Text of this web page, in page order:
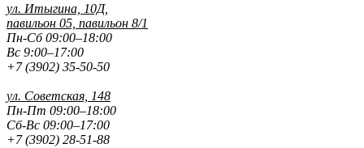
ул. Итыгина, 10Д,
павильон 05, павильон 8/1
Пн-Сб 09:00–18:00
Вс 9:00–17:00
+7 (3902) 35-50-50
ул. Советская, 148
Пн-Пт 09:00–18:00
Сб-Вс 09:00–17:00
+7 (3902) 28-51-88